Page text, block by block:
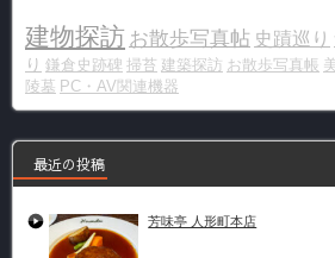
建物探訪 お散歩写真帖 史蹟巡り
り 鎌倉史跡碑 掃苔 建築探訪 お散歩写真帳
陵墓 PC・AV関連機器
最近の投稿
芳味亭 人形町本店